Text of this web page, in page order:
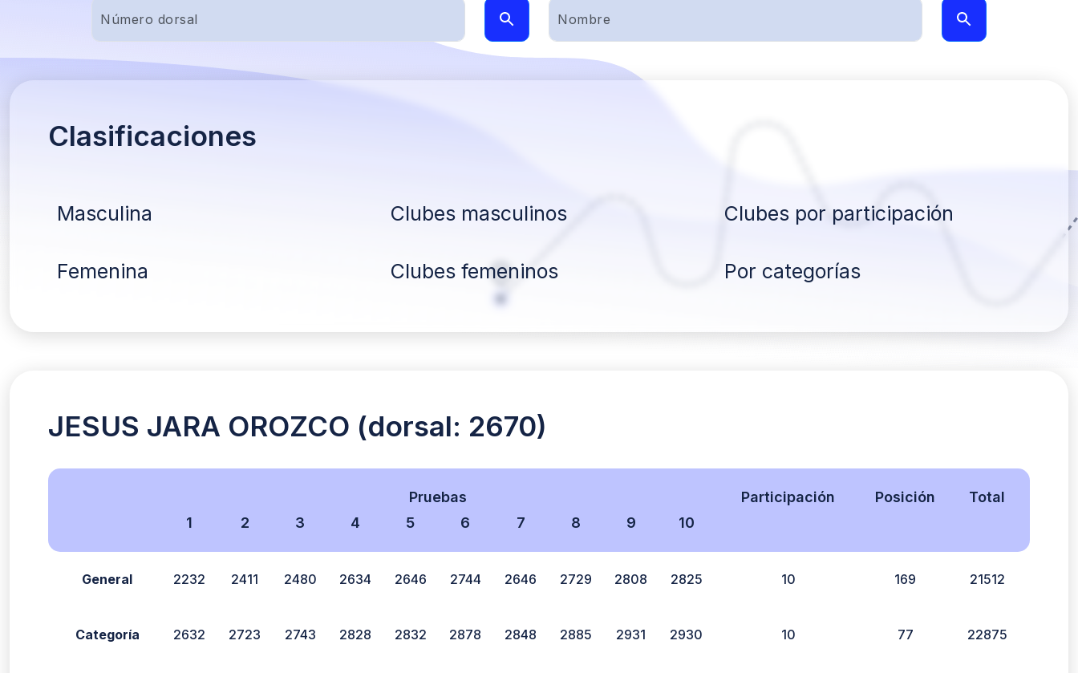
Clasificaciones
Masculina Clubes masculinos Clubes por participación
Femenina Clubes femeninos Por categorías
JESUS JARA OROZCO (dorsal: 2670)
Pruebas
1
2 3 4 5 6 7 8 9 10
Participación Posición Total
General 2232 2411 2480 2634 2646 2744 2646 2729 2808 2825 10 169 21512
Categoría 2632 2723 2743 2828 2832 2878 2848 2885 2931 2930 10 77 22875